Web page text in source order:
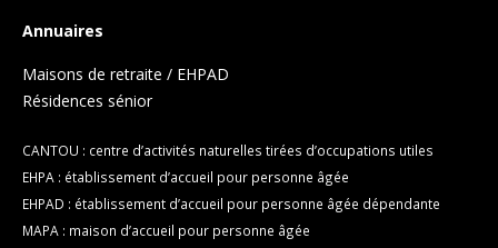
Annuaires
Maisons de retraite / EHPAD
Résidences sénior
CANTOU : centre d’activités naturelles tirées d’occupations utiles
EHPA : établissement d’accueil pour personne âgée
EHPAD : établissement d’accueil pour personne âgée dépendante
MAPA : maison d’accueil pour personne âgée